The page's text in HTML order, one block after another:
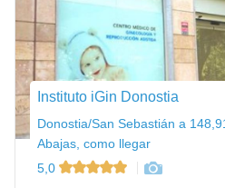
Instituto iGin Donostia
Donostia/San Sebastián a
Abajas, como llegar
5,0